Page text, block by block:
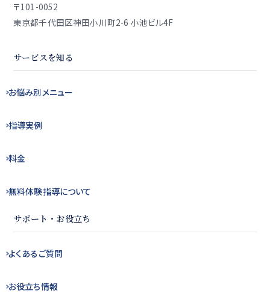
〒101-0052
東京都千代田区神田小川町2-6 小池ビル4F
サービスを知る
お悩み別メニュー
指導実例
料金
無料体験指導について
サポート・お役立ち
よくある ご質問
お役立ち情報